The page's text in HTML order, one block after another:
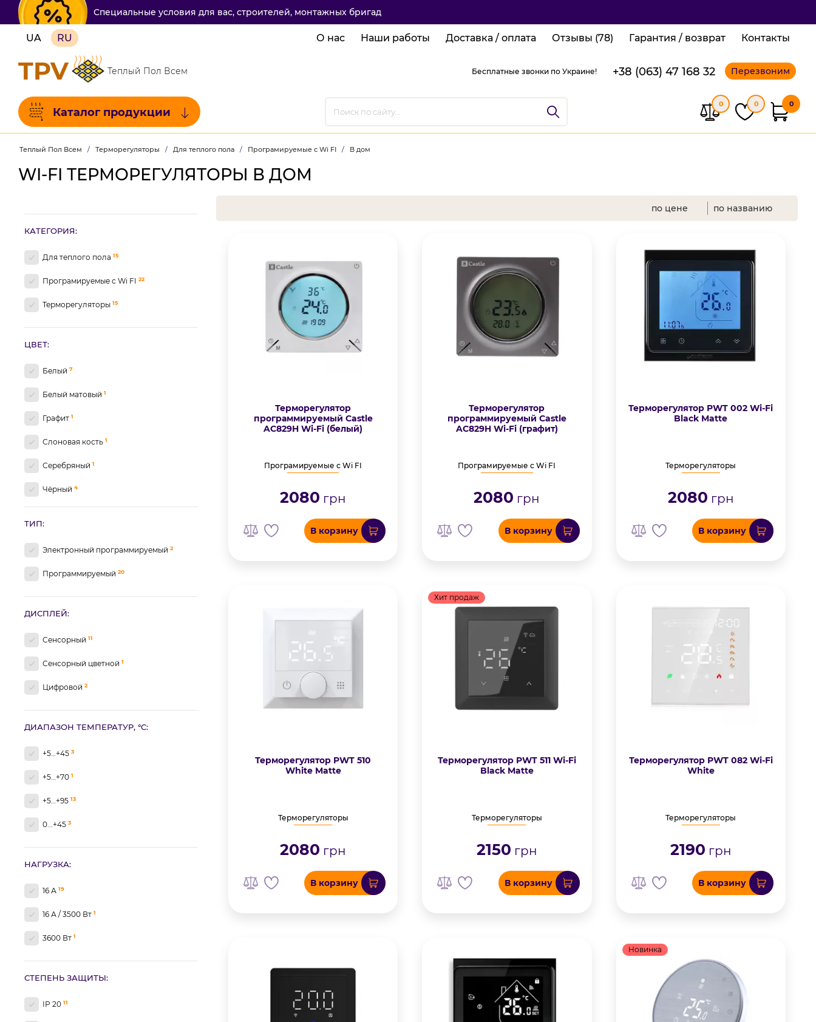
Специальные условия для вас, строителей, монтажных бригад
UA RU О нас Наши работы Доставка / оплата Отзывы (78) Гарантия / возврат Контакты
TPV Теплый Пол Всем Бесплатные звонки по Украине! +38 (063) 47 168 32 Перезвоним
Каталог продукции
0 0 0
Теплый Пол Всем / Терморегуляторы / Для теплого пола / Програмируемые с Wi FI / В дом
WI-FI ТЕРМОРЕГУЛЯТОРЫ В ДОМ
КАТЕГОРИЯ:
Для теплого пола 15
Програмируемые с Wi FI 22
Терморегуляторы 15
ЦВЕТ:
Белый 7
Белый матовый 1
Графит 1
Слоновая кость 1
Серебряный 1
Чёрный 4
ТИП:
Электронный программируемый 2
Программируемый 20
ДИСПЛЕЙ:
Сенсорный 11
Сенсорный цветной 1
Цифровой 2
ДИАПАЗОН ТЕМПЕРАТУР, °C:
+5…+45 3
+5…+70 1
+5…+95 13
0...+45 3
НАГРУЗКА:
16 А 19
16 А / 3500 Вт 1
3600 Вт 1
СТЕПЕНЬ ЗАЩИТЫ:
IP 20 11
по цене по названию
Терморегулятор
программируемый Castle
AC829H Wi-Fi (белый)
Програмируемые с Wi FI
2080 грн
В корзину
Терморегулятор
программируемый Castle
AC829H Wi-Fi (графит)
Програмируемые с Wi FI
2080 грн
В корзину
Терморегулятор PWT 002 Wi-Fi
Black Matte
Терморегуляторы
2080 грн
В корзину
Терморегулятор PWT 510
White Matte
Терморегуляторы
2080 грн
В корзину
Хит продаж
Терморегулятор PWT 511 Wi-Fi
Black Matte
Терморегуляторы
2150 грн
В корзину
Терморегулятор PWT 082 Wi-Fi
White
Терморегуляторы
2190 грн
В корзину
Новинка